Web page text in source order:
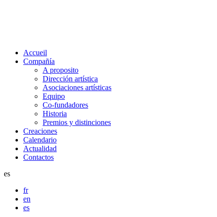
Accueil
Compañía
A proposito
Dirección artística
Asociaciones artísticas
Equipo
Co-fundadores
Historia
Premios y distinciones
Creaciones
Calendario
Actualidad
Contactos
es
fr
en
es